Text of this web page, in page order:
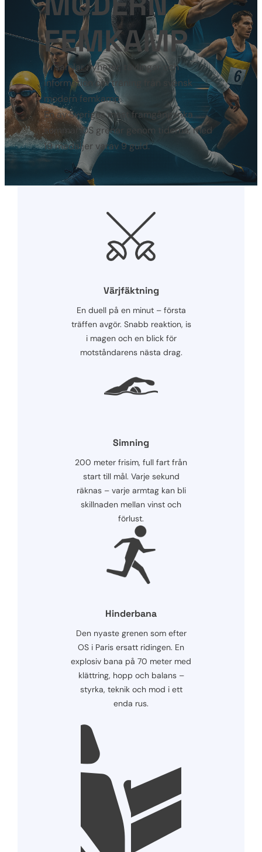
FEMKAMP
Vi samlar nyheter, tävlingar och
information om träning från svensk
modern femkamp.
En av Sveriges mest framgångsrika
sommar OS grenar genom tiderna, med
19 medaljer varav 9 guld.
Värjfäktning
En duell på en minut – första
träffen avgör. Snabb reaktion, is
i magen och en blick för
motståndarens nästa drag.
Simning
200 meter frisim, full fart från
start till mål. Varje sekund
räknas – varje armtag kan bli
skillnaden mellan vinst och
förlust.
Hinderbana
Den nyaste grenen som efter
OS i Paris ersatt ridingen. En
explosiv bana på 70 meter med
klättring, hopp och balans –
styrka, teknik och mod i ett
enda rus.